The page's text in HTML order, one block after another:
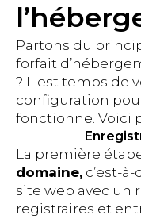
Partons du
forfait
? Il est temps de
configuration
fonctionne. Voici
La première
domaine, c’est-
site web avec un
registraires et